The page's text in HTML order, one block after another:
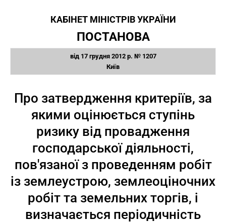
КАБІНЕТ МІНІСТРІВ УКРАЇНИ
ПОСТАНОВА
від 17 грудня 2012 р. № 1207
Київ
Про затвердження критеріїв, за
якими оцінюється ступінь
ризику від провадження
господарської діяльності,
пов'язаної з проведенням робіт
із землеустрою, землеоціночних
робіт та земельних торгів, і
визначається періодичність